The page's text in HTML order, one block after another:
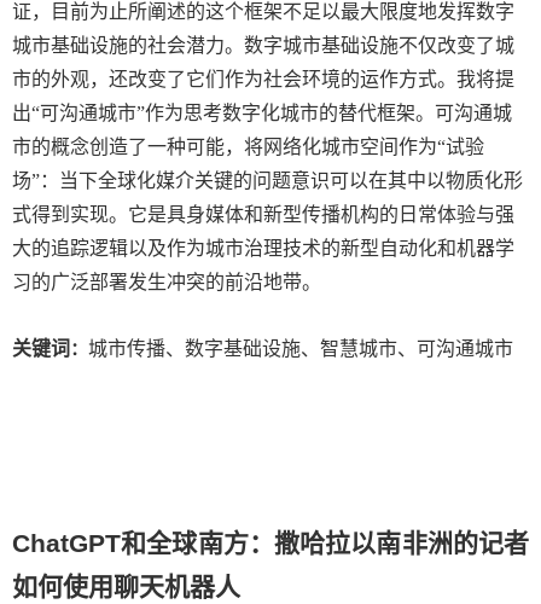
证，目前为止所阐述的这个框架不足以最大限度地发挥数字
城市基础设施的社会潜力。数字城市基础设施不仅改变了城
市的外观，还改变了它们作为社会环境的运作方式。我将提
出“可沟通城市”作为思考数字化城市的替代框架。可沟通城
市的概念创造了一种可能，将网络化城市空间作为“试验
场”：当下全球化媒介关键的问题意识可以在其中以物质化形
式得到实现。它是具身媒体和新型传播机构的日常体验与强
大的追踪逻辑以及作为城市治理技术的新型自动化和机器学
习的广泛部署发生冲突的前沿地带。
关键词 ： 城市传播、数字基础设施、智慧城市、可沟通城市
ChatGPT和全球南方：撒哈拉以南非洲的记者
如何使用聊天机器人